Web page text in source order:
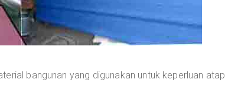
bangunan yang digunakan untuk keperluan atap